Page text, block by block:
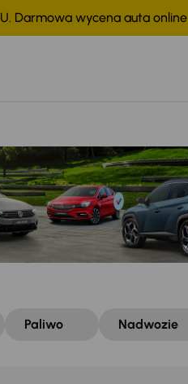
Darmowa wycena auta online
Paliwo Nadwozie